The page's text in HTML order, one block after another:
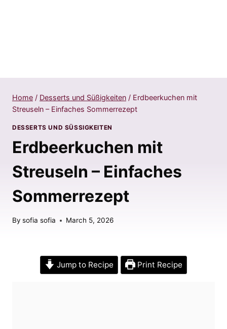
Home / Desserts und Süßigkeiten / Erdbeerkuchen mit
Streuseln – Einfaches Sommerrezept
DESSERTS UND SÜSSIGKEITEN
Erdbeerkuchen mit
Streuseln – Einfaches
Sommerrezept
By sofia sofia March 5, 2026
Jump to Recipe Print Recipe